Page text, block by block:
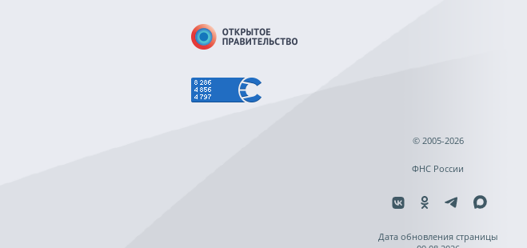
© 2005-2026
ФНС России
Дата обновления страницы